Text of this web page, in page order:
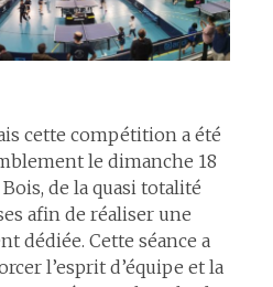
cette compétition a été
le dimanche 18
de la quasi totalité
afin de réaliser une
dédiée. Cette séance a
l’esprit d’équipe et la